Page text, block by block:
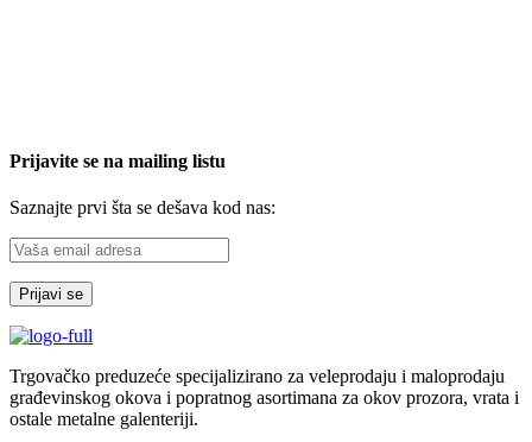
Prijavite se na mailing listu